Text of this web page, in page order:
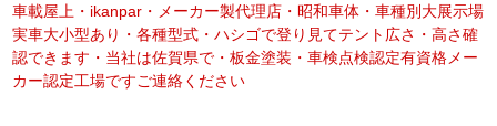
車載屋上・ikanpar・メーカー製代理店・昭和車体・車種別大展示場
実車大小型あり・各種型式・ハシゴで登り見てテント広さ・高さ確
認できます・当社は佐賀県で・板金塗装・車検点検認定有資格メー
カー認定工場ですご連絡ください